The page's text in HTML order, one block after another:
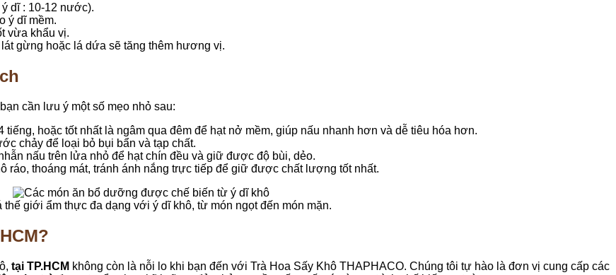
dĩ : 10-12 nước).
ý dĩ mềm.
vừa khẩu vị.
gừng hoặc lá dứa sẽ tăng thêm hương vị.
cần lưu ý một số mẹo nhỏ sau:
hoặc tốt nhất là ngâm qua đêm để hạt nở mềm, giúp nấu nhanh hơn và dễ tiêu hóa hơn.
chảy để loại bỏ bụi bẩn và tạp chất.
nấu trên lửa nhỏ để hạt chín đều và giữ được độ bùi, dẻo.
ráo, thoáng mát, tránh ánh nắng trực tiếp để giữ được chất lượng tốt nhất.
thế giới ẩm thực đa dạng với ý dĩ khô, từ món ngọt đến món mặn.
tại TP.HCM không còn là nỗi lo khi bạn đến với Trà Hoa Sấy Khô THAPHACO. Chúng tôi tự hào là đơn vị cung cấp các